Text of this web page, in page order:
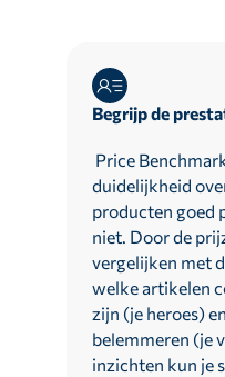
Begrijp de
Price
duidelijkheid
producten goed
niet. Door de
vergelijken met
welke artikelen
zijn (je heroes)
belemmeren (je
inzichten kun je